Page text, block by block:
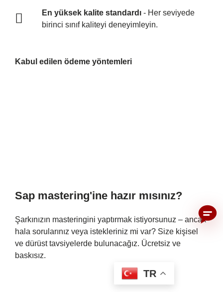
En yüksek kalite standardı - Her seviyede
birinci sınıf kaliteyi deneyimleyin.
Kabul edilen ödeme yöntemleri
Sap mastering'ine hazır mısınız?
Şarkınızın masteringini yaptırmak istiyorsunuz – ancak
hala sorularınız veya istekleriniz mi var? Size kişisel
ve dürüst tavsiyelerde bulunacağız. Ücretsiz ve
baskısız.
TR